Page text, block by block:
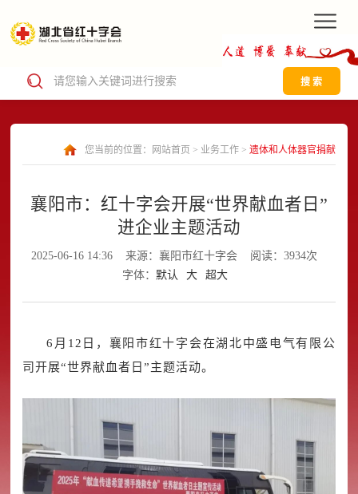
搜 索
您当前的位置： 网站首页 > 业务工作> 遗体和人体器官捐献
襄阳市：红十字会开展“世界献血者日”
进企业主题活动
2025-06-16 14:36 来源：襄阳市红十字会
阅读：3934次
字体： 默认 大 超大
6月12日，襄阳市红十字会在湖北中盛电气有限公
司开展“世界献血者日”主题活动。